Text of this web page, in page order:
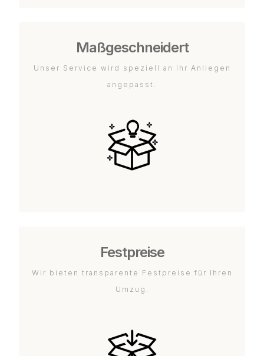
Maßgeschneidert
Unser Service wird speziell an Ihr Anliegen
angepasst.
Festpreise
Wir bieten transparente Festpreise für Ihren
Umzug.